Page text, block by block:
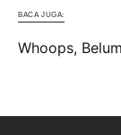
BACA JUGA:
Whoops,